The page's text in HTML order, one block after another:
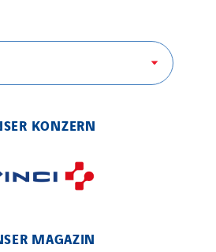
KONZERN
MAGAZIN